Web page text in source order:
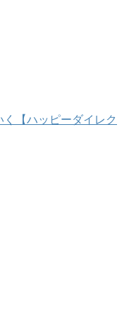
【ハッピーダイレク